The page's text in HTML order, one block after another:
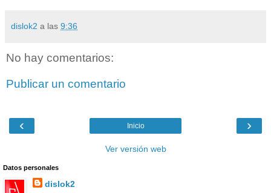
dislok2 a las 9:36
No hay comentarios:
Publicar un comentario
‹ ›
Inicio
Ver versión web
Datos personales
dislok2